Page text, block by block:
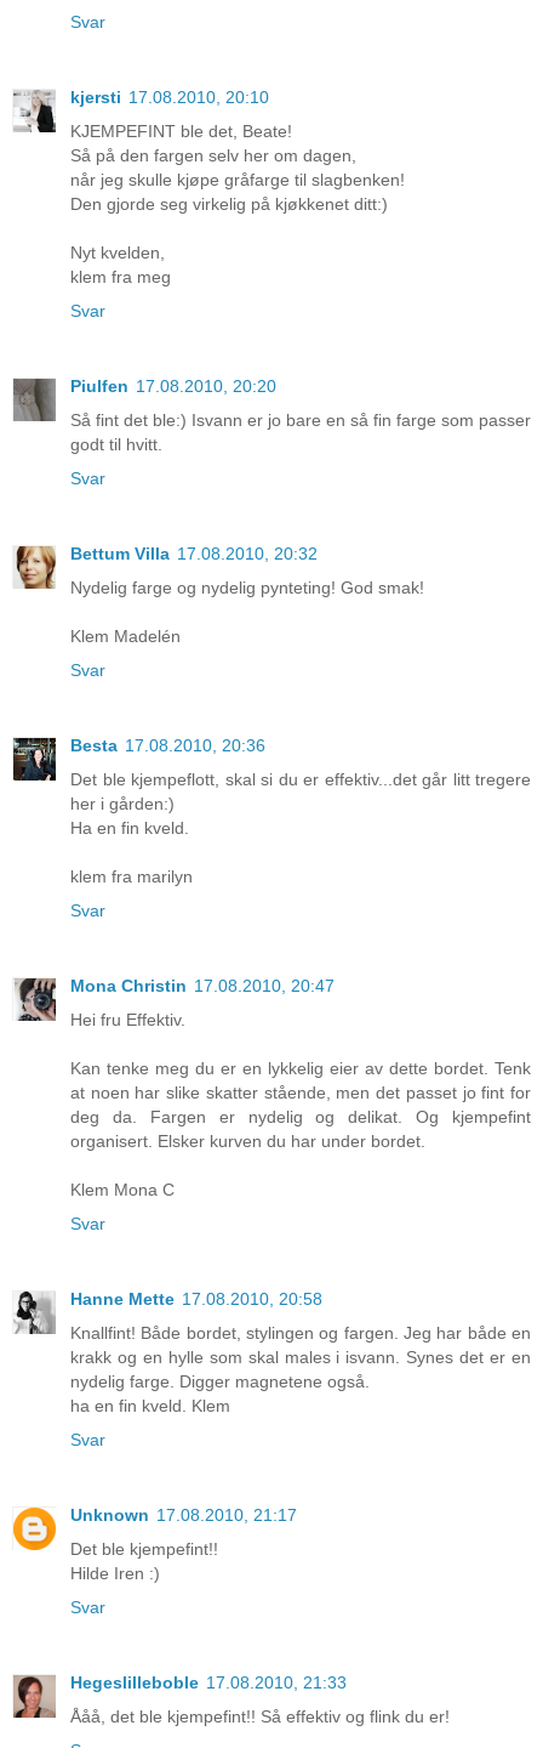
Svar
kjersti 17.08.2010, 20:10
KJEMPEFINT ble det, Beate!
Så på den fargen selv her om dagen,
når jeg skulle kjøpe gråfarge til slagbenken!
Den gjorde seg virkelig på kjøkkenet ditt:)
Nyt kvelden,
klem fra meg
Svar
Piulfen 17.08.2010, 20:20
Så fint det ble:) Isvann er jo bare en så fin farge som passer
godt til hvitt.
Svar
Bettum Villa 17.08.2010, 20:32
Nydelig farge og nydelig pynteting! God smak!
Klem Madelén
Svar
Besta 17.08.2010, 20:36
Det ble kjempeflott, skal si du er effektiv...det går litt tregere
her i gården:)
Ha en fin kveld.
klem fra marilyn
Svar
Mona Christin 17.08.2010, 20:47
Hei fru Effektiv.
Kan tenke meg du er en lykkelig eier av dette bordet. Tenk
at noen har slike skatter stående, men det passet jo fint for
deg da. Fargen er nydelig og delikat. Og kjempefint
organisert. Elsker kurven du har under bordet.
Klem Mona C
Svar
Hanne Mette 17.08.2010, 20:58
Knallfint! Både bordet, stylingen og fargen. Jeg har både en
krakk og en hylle som skal males i isvann. Synes det er en
nydelig farge. Digger magnetene også.
ha en fin kveld. Klem
Svar
Unknown 17.08.2010, 21:17
Det ble kjempefint!!
Hilde Iren :)
Svar
Hegeslilleboble 17.08.2010, 21:33
Ååå, det ble kjempefint!! Så effektiv og flink du er!